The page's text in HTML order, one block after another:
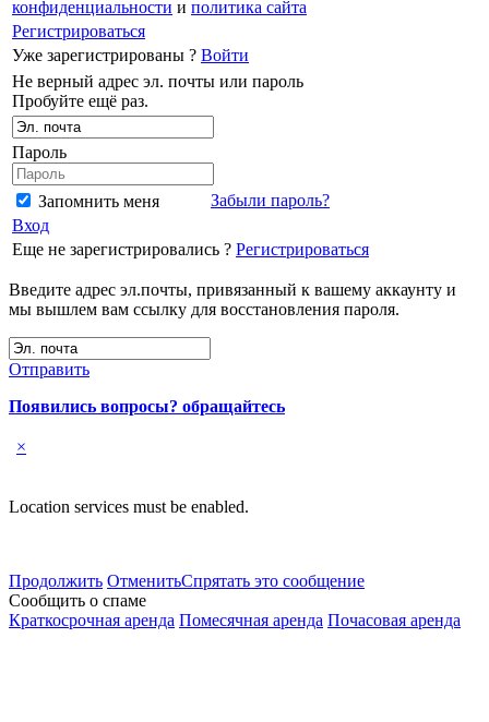
конфиденциальности и политика сайта
Регистрироваться
Уже зарегистрированы ? Войти
Не верный адрес эл. почты или пароль
Пробуйте ещё раз.
Пароль
Запомнить меня
Забыли пароль?
Вход
Еще не зарегистрировались ? Регистрироваться
Введите адрес эл.почты, привязанный к вашему аккаунту и
мы вышлем вам ссылку для восстановления пароля.
Отправить
Появились вопросы? обращайтесь
×
Location services must be enabled.
Продолжить ОтменитьСпрятать это сообщение
Сообщить о спаме
Краткосрочная аренда Помесячная аренда Почасовая аренда